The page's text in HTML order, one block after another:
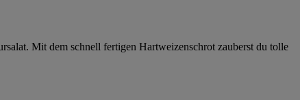
Mit dem schnell fertigen Hartweizenschrot zauberst du tolle